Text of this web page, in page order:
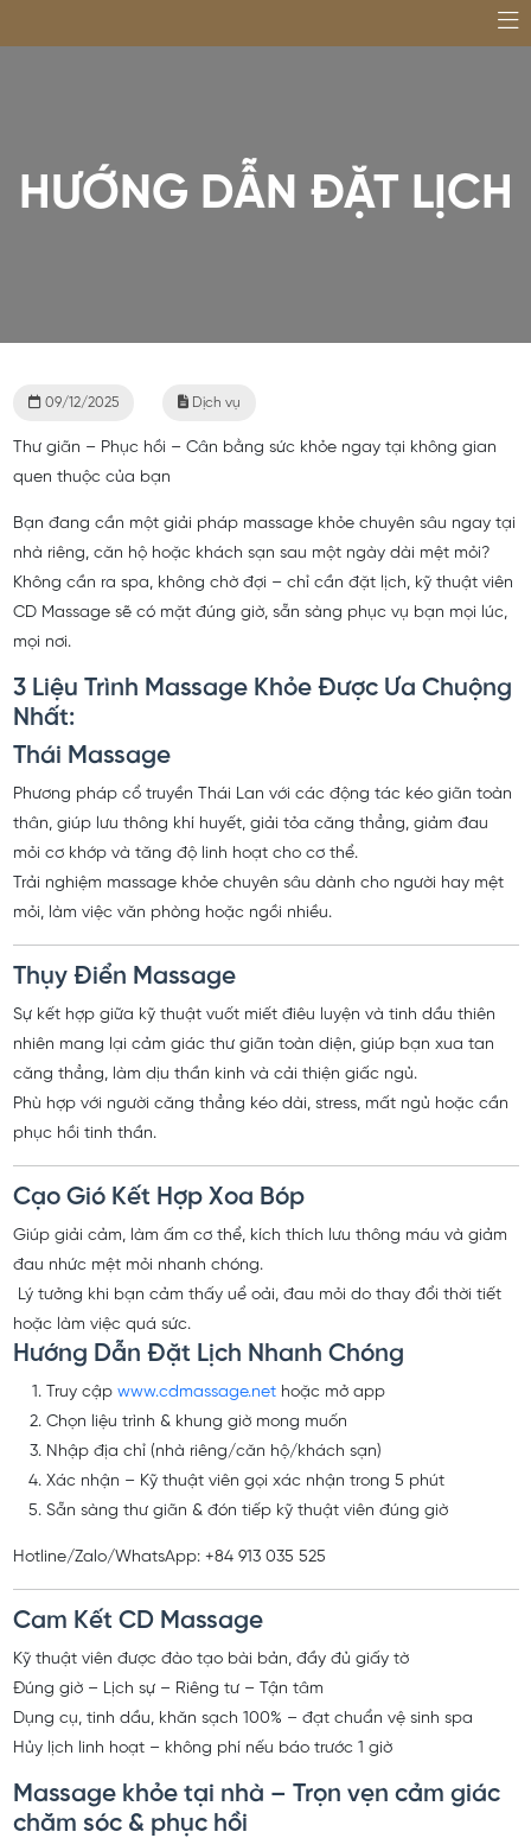
HƯỚNG DẪN ĐẶT LỊCH
Thư giãn – Phục hồi – Cân bằng sức khỏe ngay tại không gian
Bạn đang cần một giải pháp massage khỏe chuyên sâu ngay tại
nhà riêng, căn hộ hoặc khách sạn sau một ngày dài mệt mỏi?
Không cần ra spa, không chờ đợi – chỉ cần đặt lịch, kỹ thuật viên
CD Massage sẽ có mặt đúng giờ, sẵn sàng phục vụ bạn mọi lúc,
3 Liệu Trình Massage Khỏe Được Ưa Chuộng
Nhất:
Thái Massage
Phương pháp cổ truyền Thái Lan với các động tác kéo giãn toàn
thân, giúp lưu thông khí huyết, giải tỏa căng thẳng, giảm đau
mỏi cơ khớp và tăng độ linh hoạt cho cơ thể.
Trải nghiệm massage khỏe chuyên sâu dành cho người hay mệt
mỏi, làm việc văn phòng hoặc ngồi nhiều.
Thụy Điển Massage
Sự kết hợp giữa kỹ thuật vuốt miết điêu luyện và tinh dầu thiên
nhiên mang lại cảm giác thư giãn toàn diện, giúp bạn xua tan
căng thẳng, làm dịu thần kinh và cải thiện giấc ngủ.
Phù hợp với người căng thẳng kéo dài, stress, mất ngủ hoặc cần
phục hồi tinh thần.
Cạo Gió Kết Hợp Xoa Bóp
Giúp giải cảm, làm ấm cơ thể, kích thích lưu thông máu và giảm
đau nhức mệt mỏi nhanh chóng.
Lý tưởng khi bạn cảm thấy uể oải, đau mỏi do thay đổi thời tiết
hoặc làm việc quá sức.
Hướng Dẫn Đặt Lịch Nhanh Chóng
Truy cập www.cdmassage.nethoặc mở app
Chọn liệu trình & khung giờ mong muốn
Nhập địa chỉ (nhà riêng/căn hộ/khách sạn)
Xác nhận – Kỹ thuật viên gọi xác nhận trong 5 phút
Hotline/Zalo/WhatsApp: +84 913 035 525
Cam Kết CD Massage
Kỹ thuật viên được đào tạo bài bản, đầy đủ giấy tờ
Đúng giờ – Lịch sự – Riêng tư – Tận tâm
Dụng cụ, tinh dầu, khăn sạch 100% – đạt chuẩn vệ sinh spa
Massage khỏe tại nhà – Trọn vẹn cảm giác